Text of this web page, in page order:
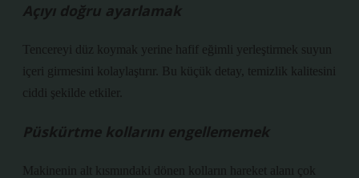
Açıyı doğru ayarlamak
Tencereyi düz koymak yerine hafif eğimli yerleştirmek suyun
içeri girmesini kolaylaştırır. Bu küçük detay, temizlik kalitesini
ciddi şekilde etkiler.
Püskürtme kollarını engellememek
Makinenin alt kısmındaki dönen kolların hareket alanı çok